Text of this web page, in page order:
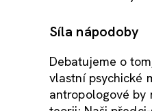
Síla nápodoby
Debatujeme o
vlastní psychické
antropologové by